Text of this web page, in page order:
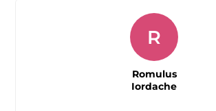
R
Romulus
Iordache